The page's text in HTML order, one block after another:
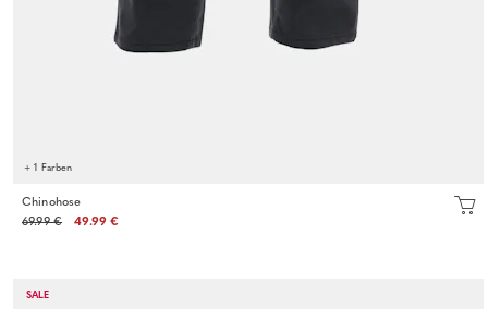
+ 1 Farben
Chinohose
69.99 €
49.99 €
SALE